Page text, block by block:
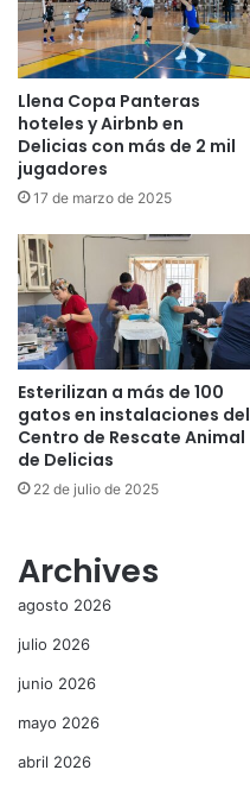
Llena Copa Panteras
hoteles y Airbnb en
Delicias con más de 2 mil
jugadores
17 de marzo de 2025
Esterilizan a más de 100
gatos en instalaciones del
Centro de Rescate Animal
de Delicias
22 de julio de 2025
Archives
agosto 2026
julio 2026
junio 2026
mayo 2026
abril 2026